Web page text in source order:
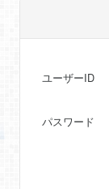
ユーザーID
パスワード